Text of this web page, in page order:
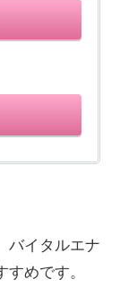
バイタルエナ
めです。